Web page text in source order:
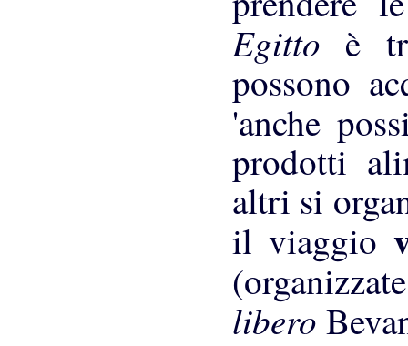
Egitto è
possono
'anche
prodotti
altri si
il viaggio
libero